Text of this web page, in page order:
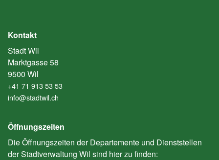
Kontakt
Stadt Wil
Marktgasse 58
9500 Wil
+41 71 913 53 53
info@stadtwil.ch
Öffnungszeiten
Die Öffnungszeiten der Departemente und Dienststellen
der Stadtverwaltung Wil sind hier zu finden: